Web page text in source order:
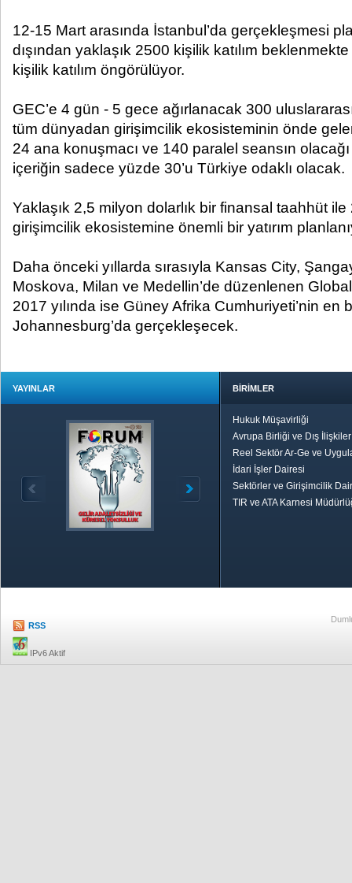
12-15 Mart arasında İstanbul’da gerçekleşmesi
dışından yaklaşık 2500 kişilik katılım
kişilik katılım öngörülüyor.
GEC’e 4 gün - 5 gece ağırlanacak 300
tüm dünyadan girişimcilik ekosisteminin önde
24 ana konuşmacı ve 140 paralel seansın
içeriğin sadece yüzde 30’u Türkiye odaklı olacak.
Yaklaşık 2,5 milyon dolarlık bir finansal taahhüt ile
girişimcilik ekosistemine önemli bir yatırım
Daha önceki yıllarda sırasıyla Kansas City,
Moskova, Milan ve Medellin’de düzenlenen
2017 yılında ise Güney Afrika Cumhuriyeti’nin en
Johannesburg’da gerçekleşecek.
YAYINLAR BİRİMLER
Hukuk Müşavirliği
Avrupa Birliği ve Dış
Reel Sektör Ar-Ge ve
İdari İşler Dairesi
Sektörler ve Girişimcilik
TIR ve ATA Karnesi
RSS
IPv6 Aktif